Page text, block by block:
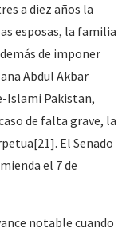
a diez años la
esposas, la familia
de imponer
Abdul Akbar
Islami Pakistan,
de falta grave, la
[21]. El Senado
el 7 de
notable cuando